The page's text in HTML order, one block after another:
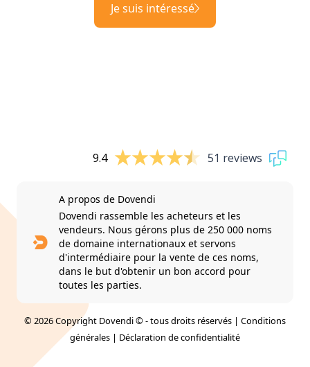
Je suis intéressé
9.4 51 reviews
A propos de Dovendi
Dovendi rassemble les acheteurs et les
vendeurs. Nous gérons plus de 250 000 noms
de domaine internationaux et servons
d'intermédiaire pour la vente de ces noms,
dans le but d'obtenir un bon accord pour
toutes les parties.
© 2026 Copyright Dovendi © - tous droits réservés | Conditions
générales | Déclaration de confidentialité